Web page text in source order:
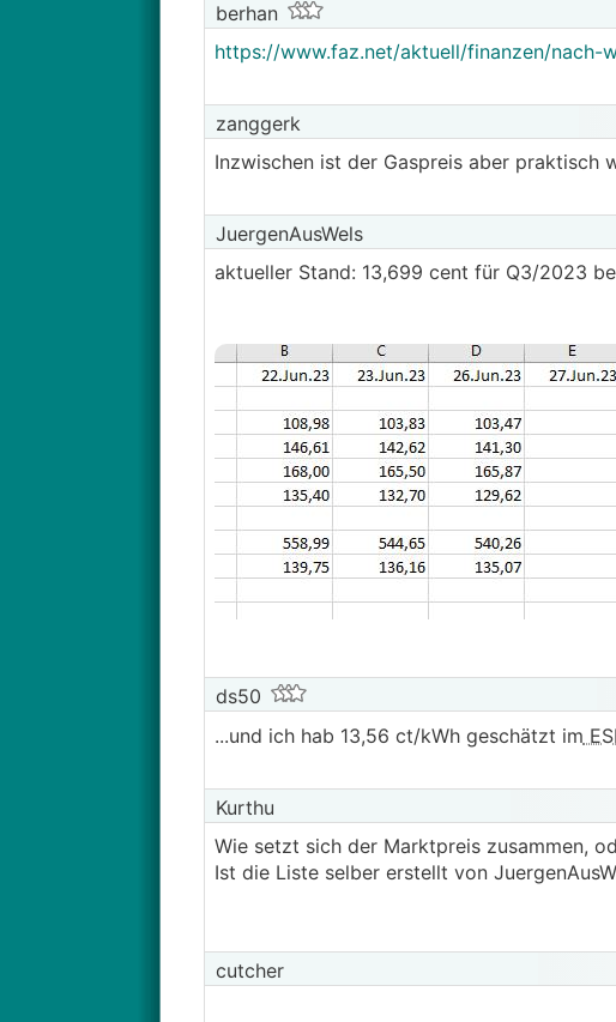
berhan
https://www.faz.net/aktuell/finanzen/nach-
zanggerk
Inzwischen ist der Gaspreis aber praktisch
JuergenAusWels
aktueller Stand: 13,699 cent für Q3/2023
ds50
...und ich hab 13,56 ct/kWh geschätzt im
Kurthu
Wie setzt sich der Marktpreis zusammen,
Ist die Liste selber erstellt von
cutcher